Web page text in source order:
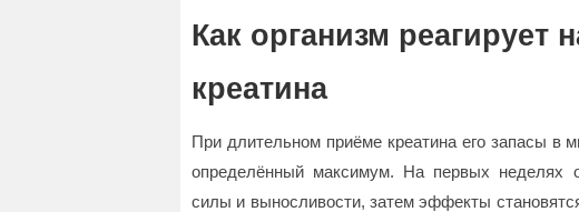
Как организм реагирует
креатина
При длительном приёме креатина его запасы
определённый максимум. На первых неделях
силы и выносливости, затем эффекты